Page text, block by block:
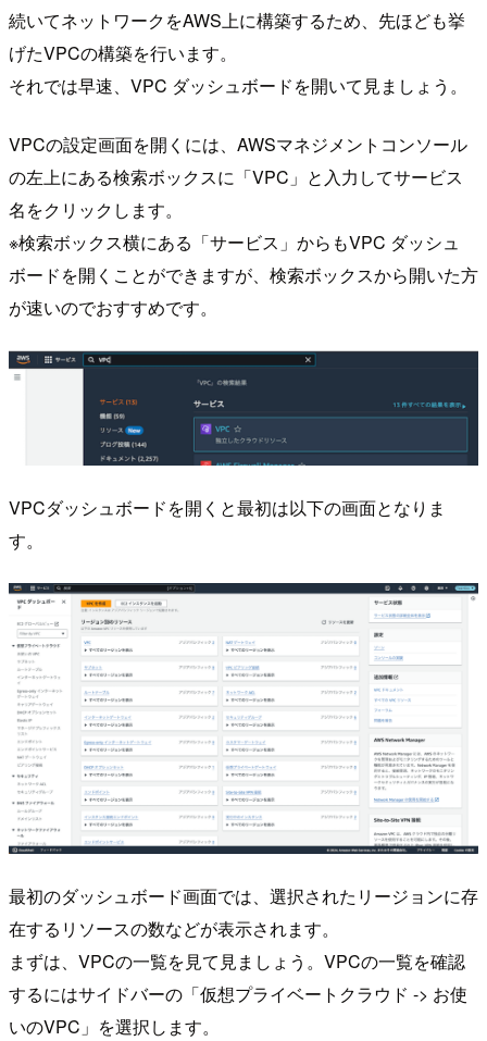
続いてネットワークをAWS上に構築するため、先ほども挙
げたVPCの構築を行います。
それでは早速、VPC ダッシュボードを開いて見ましょう。
VPCの設定画面を開くには、AWSマネジメントコンソール
の左上にある検索ボックスに「VPC」と入力してサービス
名をクリックします。
※検索ボックス横にある「サービス」からもVPC ダッシュ
ボードを開くことができますが、検索ボックスから開いた方
が速いのでおすすめです。
VPCダッシュボードを開くと最初は以下の画面となりま
す。
最初のダッシュボード画面では、選択されたリージョンに存
在するリソースの数などが表示されます。
まずは、VPCの一覧を見て見ましょう。VPCの一覧を確認
するにはサイドバーの「仮想プライベートクラウド -> お使
いのVPC」を選択します。